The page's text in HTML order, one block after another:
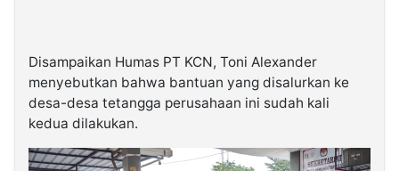
Disampaikan Humas PT KCN, Toni Alexander
menyebutkan bahwa bantuan yang disalurkan ke
desa-desa tetangga perusahaan ini sudah kali
kedua dilakukan.